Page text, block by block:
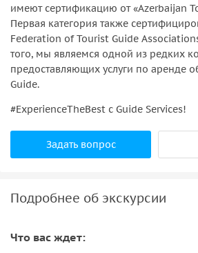
имеют сертификацию от «‎Azerbaijan
Первая категория также
Federation of Tourist Guide
того, мы являемся одной из редких
предоставляющих услуги по аренде
Guide.
#ExperienceTheBest с Guide Services!
Задать вопрос
Подробнее об экскурсии
Что вас ждет: